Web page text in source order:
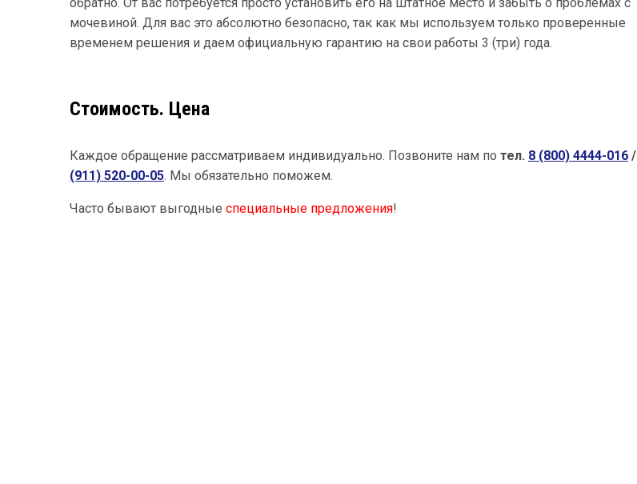
мочевиной. Для вас это абсолютно безопасно, так как мы используем только проверенные
временем решения и даем официальную гарантию на свои работы 3 (три) года.
Стоимость. Цена
Каждое обращение рассматриваем индивидуально. Позвоните нам по тел. 8 (800) 4444-016 /
(911) 520-00-05. Мы обязательно поможем.
Часто бывают выгодные специальные предложения!